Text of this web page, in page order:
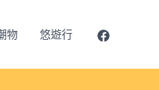
物 悠遊行